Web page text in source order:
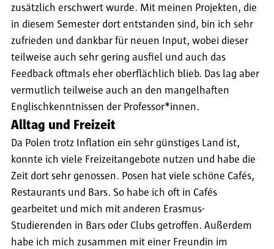
zusätzlich erschwert wurde. Mit meinen Projekten, die
in diesem Semester dort entstanden sind, bin ich sehr
zufrieden und dankbar für neuen Input, wobei dieser
teilweise auch sehr gering ausfiel und auch das
Feedback oftmals eher oberflächlich blieb. Das lag aber
vermutlich teilweise auch an den mangelhaften
Englischkenntnissen der Professor*innen.
Alltag und Freizeit
Da Polen trotz Inflation ein sehr günstiges Land ist,
konnte ich viele Freizeitangebote nutzen und habe die
Zeit dort sehr genossen. Posen hat viele schöne Cafés,
Restaurants und Bars. So habe ich oft in Cafés
gearbeitet und mich mit anderen Erasmus-
Studierenden in Bars oder Clubs getroffen. Außerdem
habe ich mich zusammen mit einer Freundin im